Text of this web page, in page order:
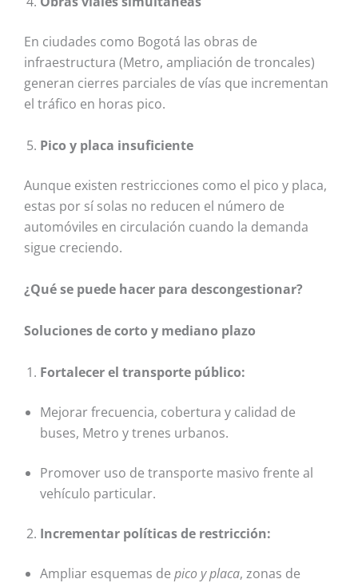
En ciudades como Bogotá las obras de
infraestructura (Metro, ampliación de troncales)
generan cierres parciales de vías que incrementan
el tráfico en horas pico.
Pico y placa insuficiente
Aunque existen restricciones como el pico y placa,
estas por sí solas no reducen el número de
automóviles en circulación cuando la demanda
sigue creciendo.
¿Qué se puede hacer para descongestionar?
Soluciones de corto y mediano plazo
Fortalecer el transporte público:
Mejorar frecuencia, cobertura y calidad de
buses, Metro y trenes urbanos.
Promover uso de transporte masivo frente al
vehículo particular.
Incrementar políticas de restricción:
Ampliar esquemas de pico y placa, zonas de